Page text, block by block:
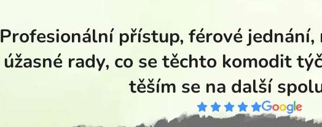
Profesionální přístup, férové jednání,
úžasné rady, co se těchto komodit
těším se na další